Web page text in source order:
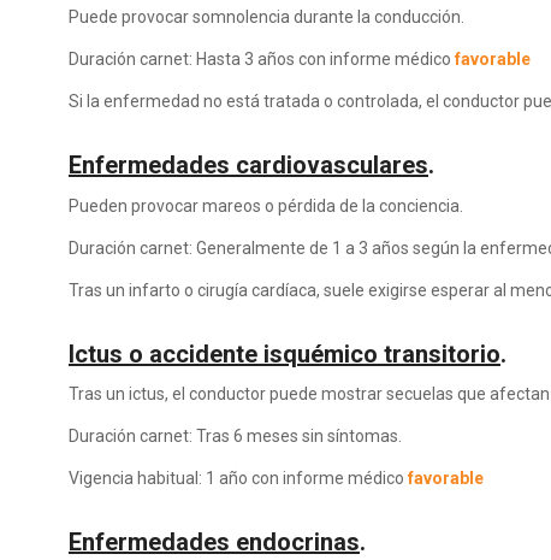
Puede provocar somnolencia durante la conducción.
Duración carnet: Hasta 3 años con informe médicofavorable
Si la enfermedad no está tratada o controlada, el conductor
Enfermedades cardiovasculares.
Pueden provocar mareos o pérdida de la conciencia.
Duración carnet: Generalmente de 1 a 3 años según la
Tras un infarto o cirugía cardíaca, suele exigirse esperar al
Ictus o accidente isquémico transitorio.
Tras un ictus, el conductor puede mostrar secuelas que
Duración carnet: Tras 6 meses sin síntomas.
Vigencia habitual: 1 año con informe médicofavorable
Enfermedades endocrinas.